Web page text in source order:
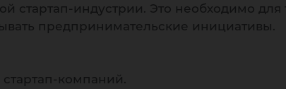
индустрии. Это необходимо для
предпринимательские инициативы.
компаний.